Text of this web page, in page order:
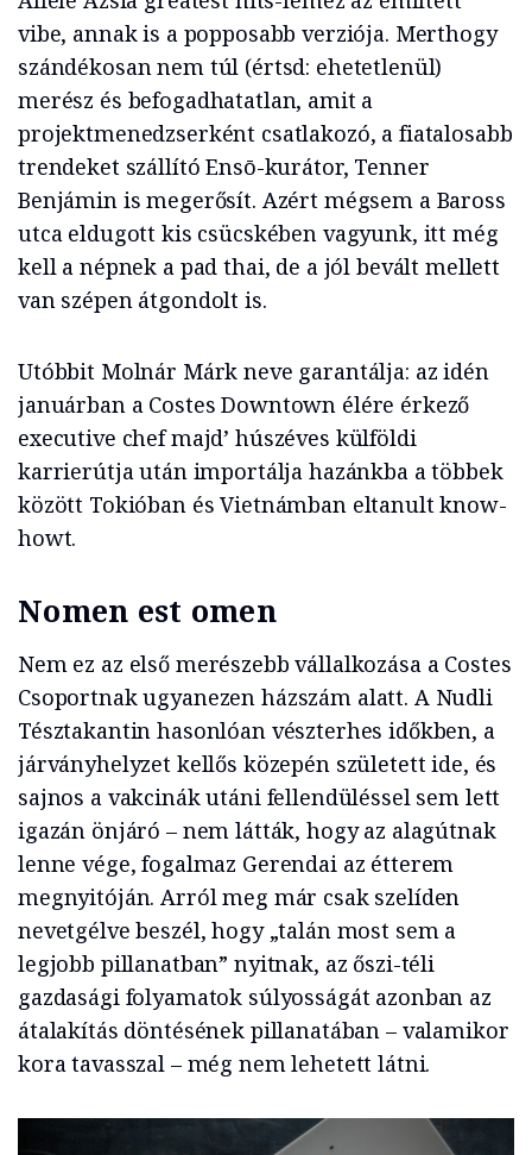
vibe, annak is a popposabb verziója. Merthogy
szándékosan nem túl (értsd: ehetetlenül)
merész és befogadhatatlan, amit a
projektmenedzserként csatlakozó, a fiatalosabb
trendeket szállító Ensō-kurátor, Tenner
Benjámin is megerősít. Azért mégsem a Baross
utca eldugott kis csücskében vagyunk, itt még
kell a népnek a pad thai, de a jól bevált mellett
van szépen átgondolt is.
Utóbbit Molnár Márk neve garantálja: az idén
januárban a Costes Downtown élére érkező
executive chef majd’ húszéves külföldi
karrierútja után importálja hazánkba a többek
között Tokióban és Vietnámban eltanult know-
howt.
Nomen est omen
Nem ez az első merészebb vállalkozása a Costes
Csoportnak ugyanezen házszám alatt. A Nudli
Tésztakantin hasonlóan vészterhes időkben, a
járványhelyzet kellős közepén született ide, és
sajnos a vakcinák utáni fellendüléssel sem lett
igazán önjáró – nem látták, hogy az alagútnak
lenne vége, fogalmaz Gerendai az étterem
megnyitóján. Arról meg már csak szelíden
nevetgélve beszél, hogy „talán most sem a
legjobb pillanatban” nyitnak, az őszi-téli
gazdasági folyamatok súlyosságát azonban az
átalakítás döntésének pillanatában – valamikor
kora tavasszal – még nem lehetett látni.